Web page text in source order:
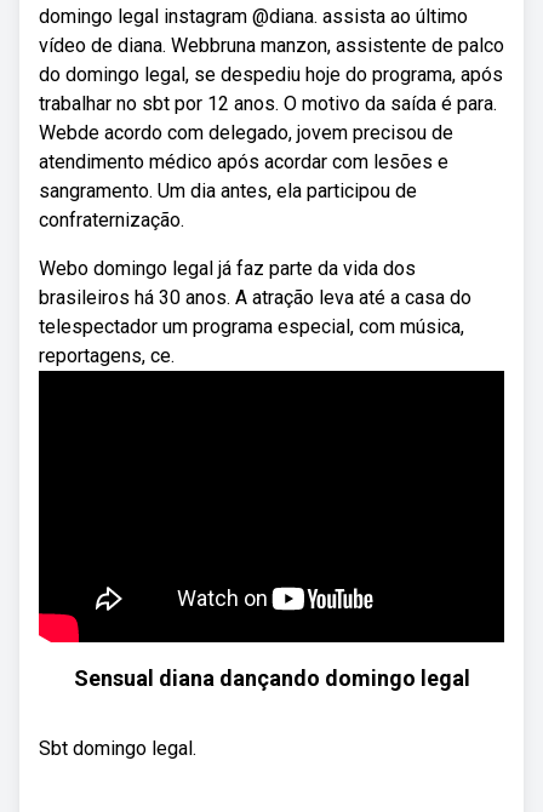
domingo legal instagram @diana. assista ao último
vídeo de diana. Webbruna manzon, assistente de palco
do domingo legal, se despediu hoje do programa, após
trabalhar no sbt por 12 anos. O motivo da saída é para.
Webde acordo com delegado, jovem precisou de
atendimento médico após acordar com lesões e
sangramento. Um dia antes, ela participou de
confraternização.
Webo domingo legal já faz parte da vida dos
brasileiros há 30 anos. A atração leva até a casa do
telespectador um programa especial, com música,
reportagens, ce.
Sensual diana dançando domingo legal
Sbt domingo legal.